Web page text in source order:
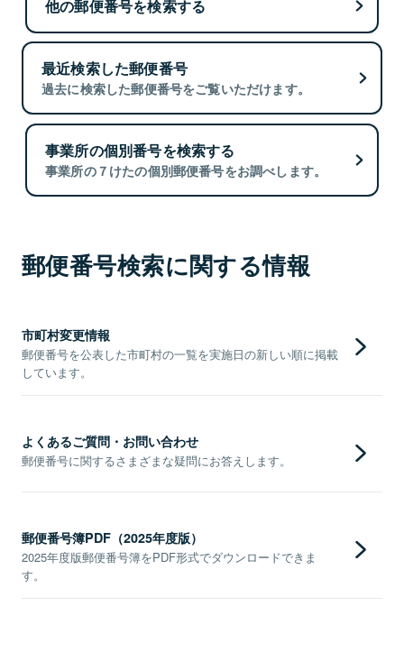
他の郵便番号を検索する
最近検索した郵便番号
過去に検索した郵便番号をご覧いただけます。
事業所の個別番号を検索する
事業所の７けたの個別郵便番号をお調べします。
郵便番号検索に関する情報
市町村変更情報
郵便番号を公表した市町村の一覧を実施日の新しい順に掲載
しています。
よくあるご質問・お問い合わせ
郵便番号に関するさまざまな疑問にお答えします。
郵便番号簿PDF（2025年度版）
2025年度版郵便番号簿をPDF形式でダウンロードできま
す。